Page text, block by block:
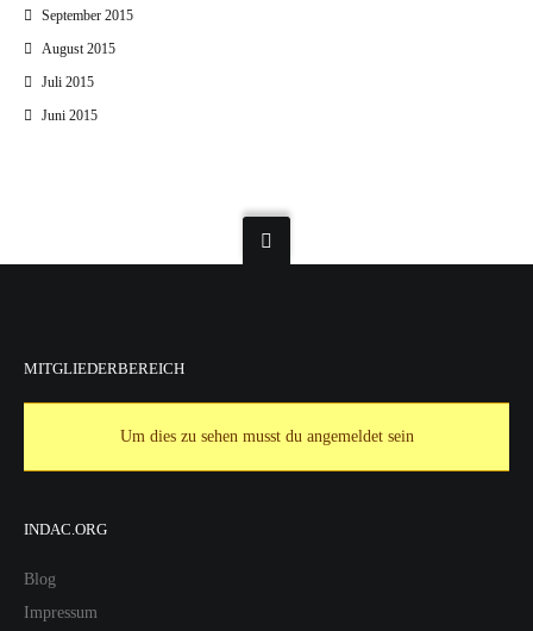
September 2015
August 2015
Juli 2015
Juni 2015
MITGLIEDERBEREICH
Um dies zu sehen musst du angemeldet sein
INDAC.ORG
Blog
Impressum